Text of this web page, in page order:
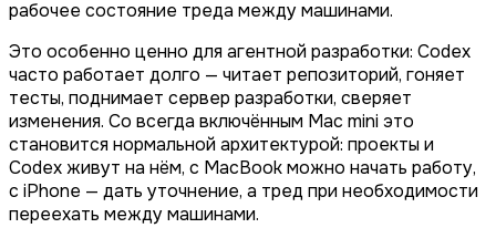
рабочее состояние треда между машинами.
Это особенно ценно для агентной разработки: Codex
часто работает долго — читает репозиторий, гоняет
тесты, поднимает сервер разработки, сверяет
изменения. Со всегда включённым Mac mini это
становится нормальной архитектурой: проекты и
Codex живут на нём, с MacBook можно начать работу,
с iPhone — дать уточнение, а тред при необходимости
переехать между машинами.